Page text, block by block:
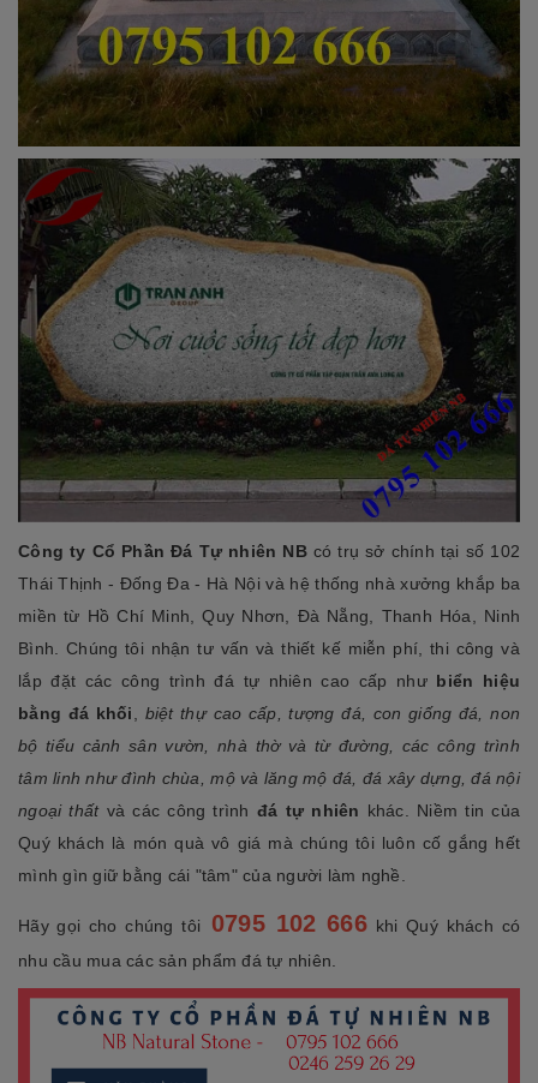
Công ty Cổ Phần Đá Tự nhiên NBcó trụ sở chính tại số 102
Thái Thịnh - Đống Đa - Hà Nội và hệ thống nhà xưởng khắp ba
miền từ Hồ Chí Minh, Quy Nhơn, Đà Nẵng, Thanh Hóa, Ninh
Bình. Chúng tôi nhận tư vấn và thiết kế miễn phí, thi công và
lắp đặt các công trình đá tự nhiên cao cấp như biển hiệu
bằng đá khối
biệt thự cao cấp, tượng đá, con giống đá, non
bộ tiểu cảnh sân vườn, nhà thờ và từ đường, các công trình
tâm linh như đình chùa, mộ và lăng mộ đá, đá xây dựng, đá nội
ngoại thấtvà các công trình đá tự nhiên khác. Niềm tin của
Quý khách là món quà vô giá mà chúng tôi luôn cố gắng hết
mình gìn giữ bằng cái "tâm" của người làm nghề.
Hãy gọi cho chúng tôi 0795 102 666khi Quý khách có
nhu cầu mua các sản phẩm đá tự nhiên.